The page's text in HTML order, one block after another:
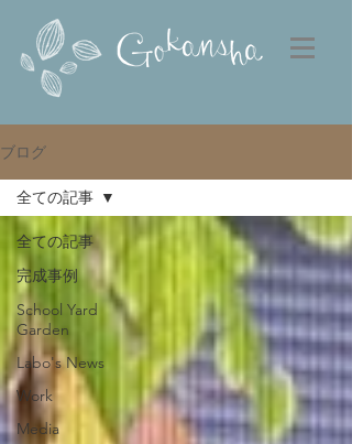
ブログ
全ての記事
完成事例
School Yard
Garden
Labo's News
Work
Media
全ての記事